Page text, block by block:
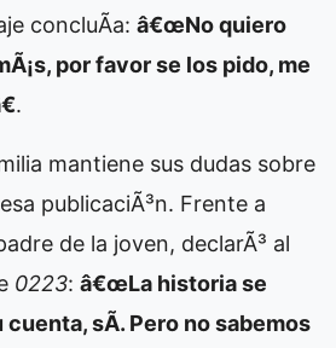
concluÃ­a: â€œNo quiero
por favor se los pido, me
.
mantiene sus dudas sobre
publicaciÃ³n. Frente a
de la joven, declarÃ³ al
0223: â€œLa historia se
sÃ­. Pero no sabemos